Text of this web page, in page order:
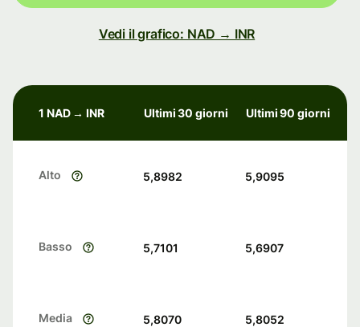
Vedi il grafico: NAD → INR
1 NAD → INR Ultimi 30 giorni Ultimi 90 giorni
Alto 5,8982 5,9095
Basso 5,7101 5,6907
Media 5,8070 5,8052